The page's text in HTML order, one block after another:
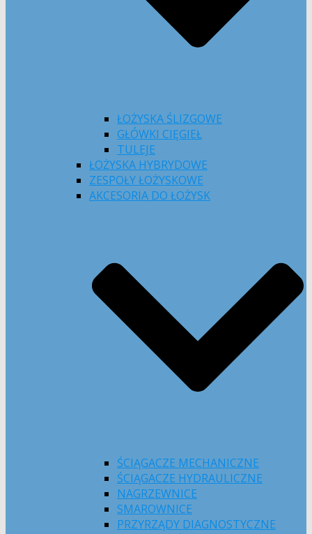
ŁOŻYSKA ŚLIZGOWE
GŁÓWKI CIĘGIEŁ
TULEJE
ŁOŻYSKA HYBRYDOWE
ZESPOŁY ŁOŻYSKOWE
AKCESORIA DO ŁOŻYSK
ŚCIĄGACZE MECHANICZNE
ŚCIĄGACZE HYDRAULICZNE
NAGRZEWNICE
SMAROWNICE
PRZYRZĄDY DIAGNOSTYCZNE